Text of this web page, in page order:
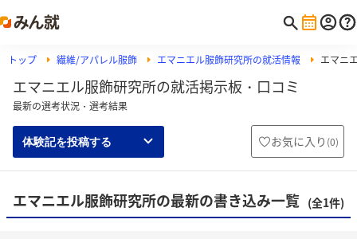
トップ 繊維/アパレル服飾 エマニエル服飾研究所の就活情報 エマニ
エマニエル服飾研究所の就活掲示板・口コミ
最新の選考状況・選考結果
体験記を投稿する お気に入り (0)
エマニエル服飾研究所の最新の書き込み一覧 (全1件)